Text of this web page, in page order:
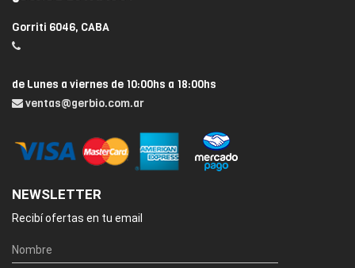
Gorriti 6046, CABA
de Lunes a viernes de 10:00hs a 18:00hs
ventas@gerbio.com.ar
NEWSLETTER
Recibí ofertas en tu email